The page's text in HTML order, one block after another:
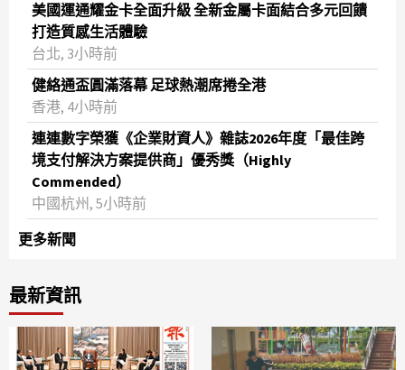
美國運通耀金卡全面升級 全新金屬卡面結合多元回饋
打造質感生活體驗
台北, 3小時前
健絡通盃圓滿落幕 足球熱潮席捲全港
香港, 4小時前
連連數字榮獲《企業財資人》雜誌2026年度「最佳跨
境支付解決方案提供商」優秀獎（Highly
Commended）
中國杭州, 5小時前
更多新聞
最新資訊